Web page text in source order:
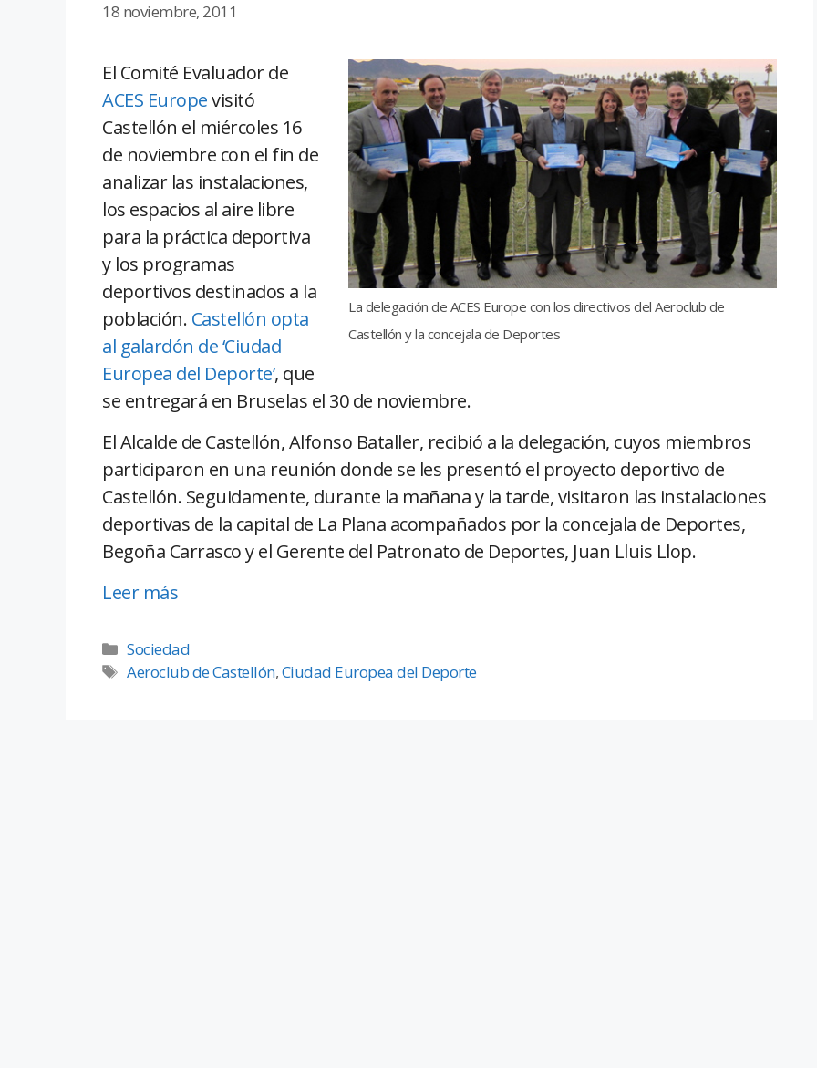
18 noviembre, 2011
La delegación de ACES Europe con los directivos del Aeroclub de
Castellón y la concejala de Deportes
El Comité Evaluador de
ACES Europevisitó
Castellón el miércoles 16
de noviembre con el fin de
analizar las instalaciones,
los espacios al aire libre
para la práctica deportiva
y los programas
deportivos destinados a la
población. Castellón opta
al galardón de ‘Ciudad
Europea del Deporte’, que
se entregará en Bruselas el 30 de noviembre.
El Alcalde de Castellón, Alfonso Bataller, recibió a la delegación, cuyos miembros
participaron en una reunión donde se les presentó el proyecto deportivo de
Castellón. Seguidamente, durante la mañana y la tarde, visitaron las instalaciones
deportivas de la capital de La Plana acompañados por la concejala de Deportes,
Begoña Carrasco y el Gerente del Patronato de Deportes, Juan Lluis Llop.
Leer más
Sociedad
Aeroclub de Castellón,Ciudad Europea del Deporte